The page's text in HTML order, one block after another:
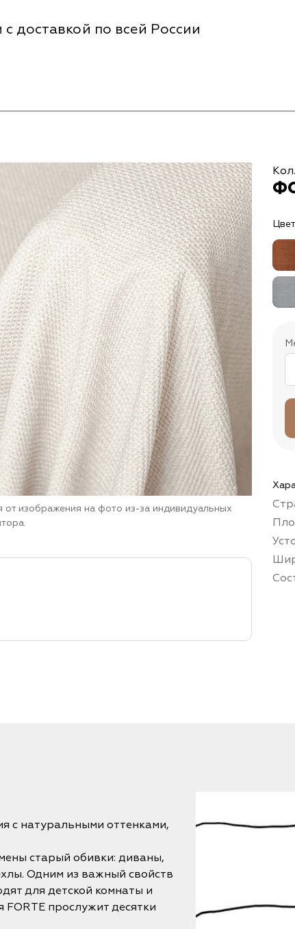
доставкой по всей России
от изображения на фото из-за индивидуальных
с натуральными оттенками,
старый обивки: диваны,
Одним из важный свойств
для детской комнаты и
прослужит десятки